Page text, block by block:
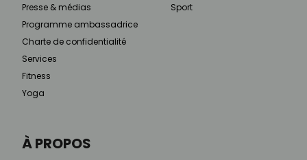
À PROPOS
Presse & médias
Programme ambassadrice
Charte de confidentialité
Services
Fitness
Yoga
Sport